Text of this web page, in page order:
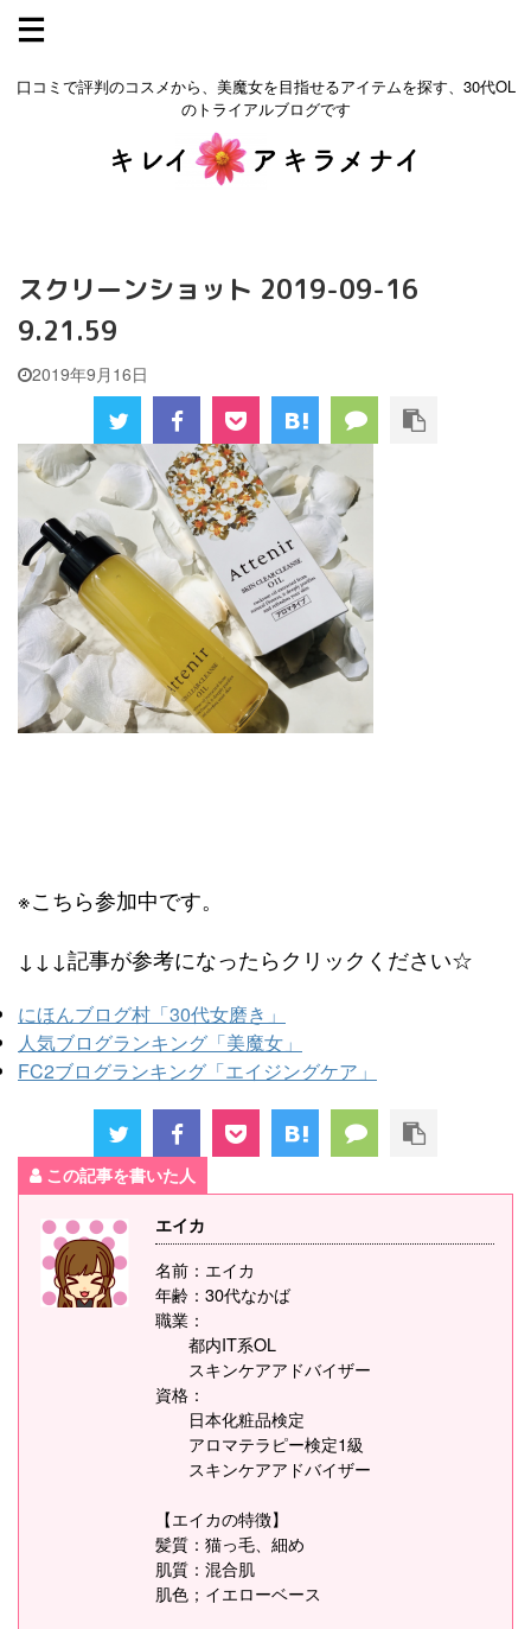
口コミで評判のコスメから、美魔女を目指せるアイテムを探す、30代OL
のトライアルブログです
スクリーンショット 2019-09-16
9.21.59
2019年9月16日
※こちら参加中です。
↓↓↓記事が参考になったらクリックください☆
にほんブログ村「30代女磨き」
人気ブログランキング「美魔女」
FC2ブログランキング「エイジングケア」
この記事を書いた人
エイカ
名前：エイカ
年齢：30代なかば
職業：
都内IT系OL
スキンケアアドバイザー
資格：
日本化粧品検定
アロマテラピー検定1級
スキンケアアドバイザー
【エイカの特徴】
髪質：猫っ毛、細め
肌質：混合肌
肌色；イエローベース